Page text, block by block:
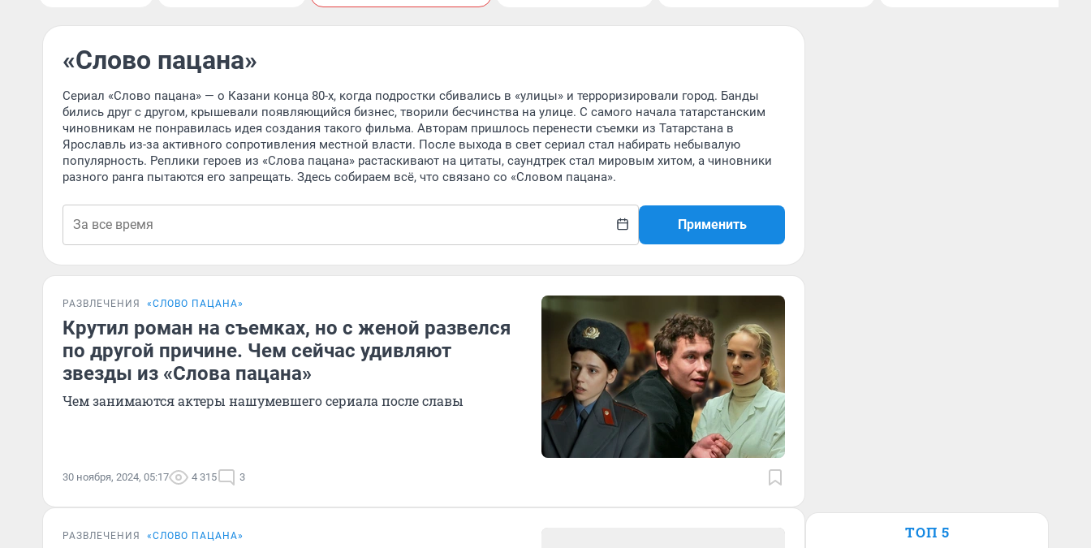
«Слово пацана»
Сериал «Слово пацана» — о Казани конца 80-х, когда подростки сбивались в «улицы» и терроризировали город. Банды
бились друг с другом, крышевали появляющийся бизнес, творили бесчинства на улице. С самого начала татарстанским
чиновникам не понравилась идея создания такого фильма. Авторам пришлось перенести съемки из Татарстана в
Ярославль из-за активного сопротивления местной власти. После выхода в свет сериал стал набирать небывалую
популярность. Реплики героев из «Слова пацана» растаскивают на цитаты, саундтрек стал мировым хитом, а чиновники
разного ранга пытаются его запрещать. Здесь собираем всё, что связано со «Словом пацана».
Применить
РАЗВЛЕЧЕНИЯ «СЛОВО ПАЦАНА»
Крутил роман на съемках, но с женой развелся
по другой причине. Чем сейчас удивляют
звезды из «Слова пацана»
Чем занимаются актеры нашумевшего сериала после славы
30 ноября, 2024, 05:17 4 315 3
РАЗВЛЕЧЕНИЯ «СЛОВО ПАЦАНА» ТОП 5